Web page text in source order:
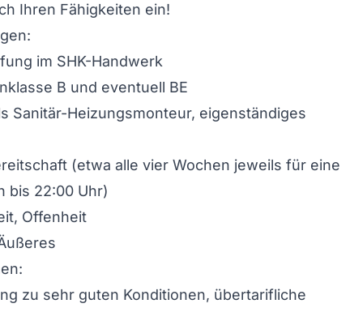
Ihren Fähigkeiten ein!
im SHK-Handwerk
B und eventuell BE
Sanitär-Heizungsmonteur, eigenständiges
(etwa alle vier Wochen jeweils für eine
bis 22:00 Uhr)
Offenheit
zu sehr guten Konditionen, übertarifliche